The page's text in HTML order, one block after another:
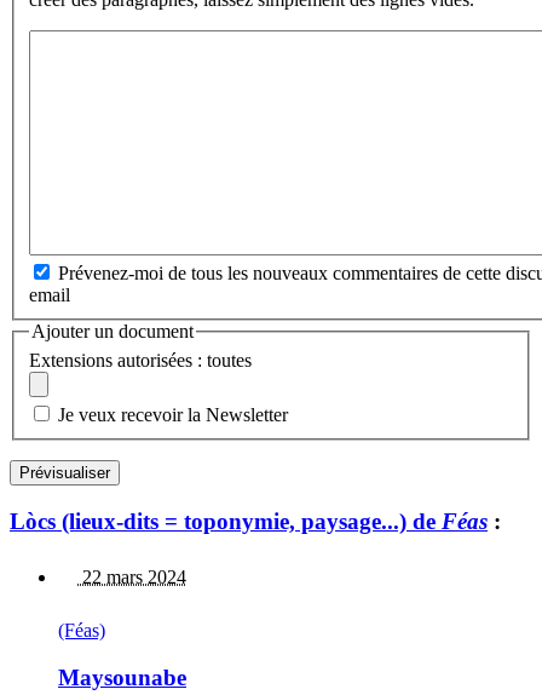
Prévenez-moi de tous les nouveaux commentaires de cette
email
Ajouter un document
Extensions autorisées : toutes
Je veux recevoir la Newsletter
Lòcs (lieux-dits = toponymie, paysage...) de Féas :
22 mars 2024
(Féas)
Maysounabe